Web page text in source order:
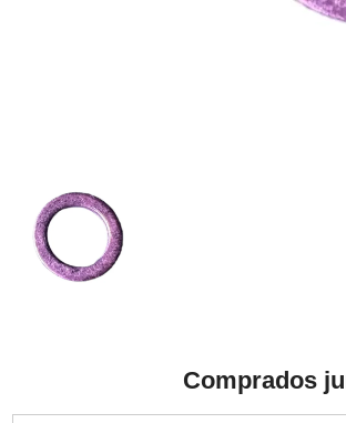
Comprados